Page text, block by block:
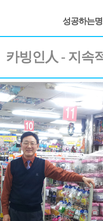
성공하는
카빙인人 - 지속